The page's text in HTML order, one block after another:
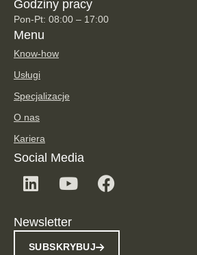
Godziny pracy
Pon-Pt: 08:00 – 17:00
Menu
Know-how
Usługi
Specjalizacje
O nas
Kariera
Social Media
Newsletter
SUBSKRYBUJ